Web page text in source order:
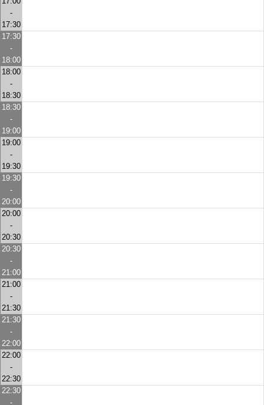
-
17:30
17:30
-
18:00
18:00
-
18:30
18:30
-
19:00
19:00
-
19:30
19:30
-
20:00
20:00
-
20:30
20:30
-
21:00
21:00
-
21:30
21:30
-
22:00
22:00
-
22:30
22:30
-